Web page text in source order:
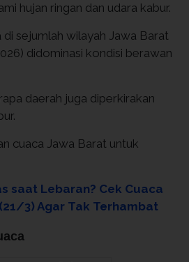
hujan ringan dan udara kabur.
di sejumlah wilayah Jawa Barat
didominasi kondisi berawan
daerah juga diperkirakan
cuaca Jawa Barat untuk
saat Lebaran? Cek Cuaca
3) Agar Tak Terhambat